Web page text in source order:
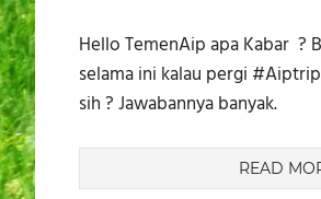
Hello TemenAip apa Kabar ?
selama ini kalau pergi
sih ? Jawabannya banyak.
READ